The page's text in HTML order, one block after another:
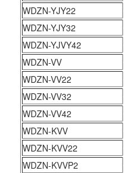
WDZN-YJY22
WDZN-YJY32
WDZN-YJVY42
WDZN-VV
WDZN-VV22
WDZN-VV32
WDZN-VV42
WDZN-KVV
WDZN-KVV22
WDZN-KVVP2